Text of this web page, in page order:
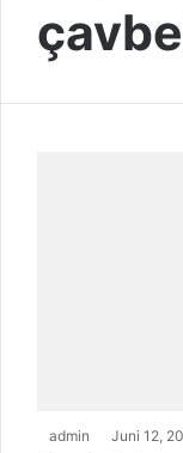
admin Juni 12,